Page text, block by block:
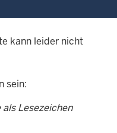
kann leider nicht
sein:
Lesezeichen